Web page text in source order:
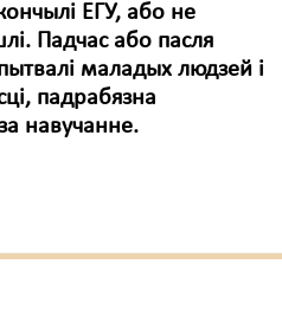
ЕГУ, або не
Падчас або пасля
маладых людзей і
падрабязна
за навучанне.